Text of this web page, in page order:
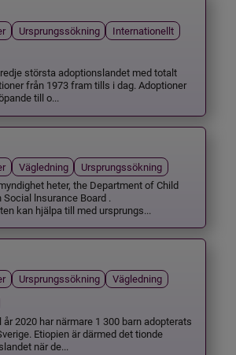
Ursprungssökning
Internationellt
största adoptionslandet med totalt
från 1973 fram tills i dag. Adoptioner
till o...
Vägledning
Ursprungssökning
heter, the Department of Child
lnsurance Board .
kan hjälpa till med ursprungs...
Ursprungssökning
Vägledning
år 2020 har närmare 1 300 barn adopterats
Etiopien är därmed det tionde
när de...